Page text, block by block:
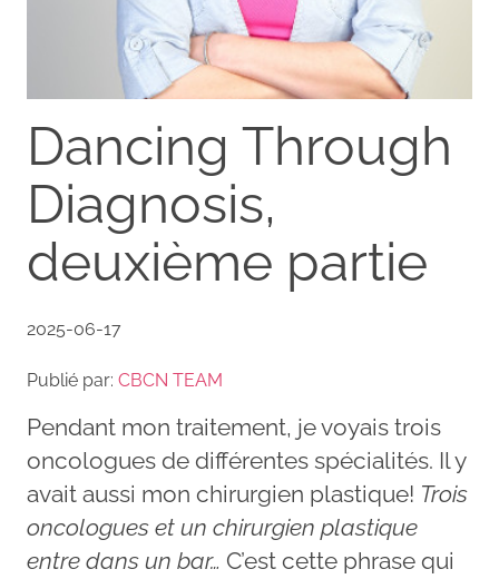
Dancing Through
Diagnosis,
deuxième partie
2025-06-17
Publié par: CBCN TEAM
Pendant mon traitement, je voyais trois
oncologues de différentes spécialités. Il y
avait aussi mon chirurgien plastique! Trois
oncologues et un chirurgien plastique
entre dans un bar… C’est cette phrase qui